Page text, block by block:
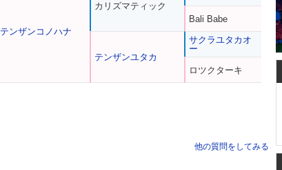
テンザンコノハナ
カリズマティック
テンザンユタカ
Bali Babe
サクラユタカオ
ー
ロツクターキ
他の質問をしてみる